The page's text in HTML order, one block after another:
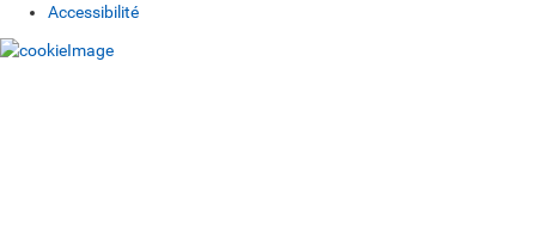
Accessibilité